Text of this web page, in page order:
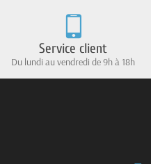
Service client
Du lundi au vendredi de 9h à 18h